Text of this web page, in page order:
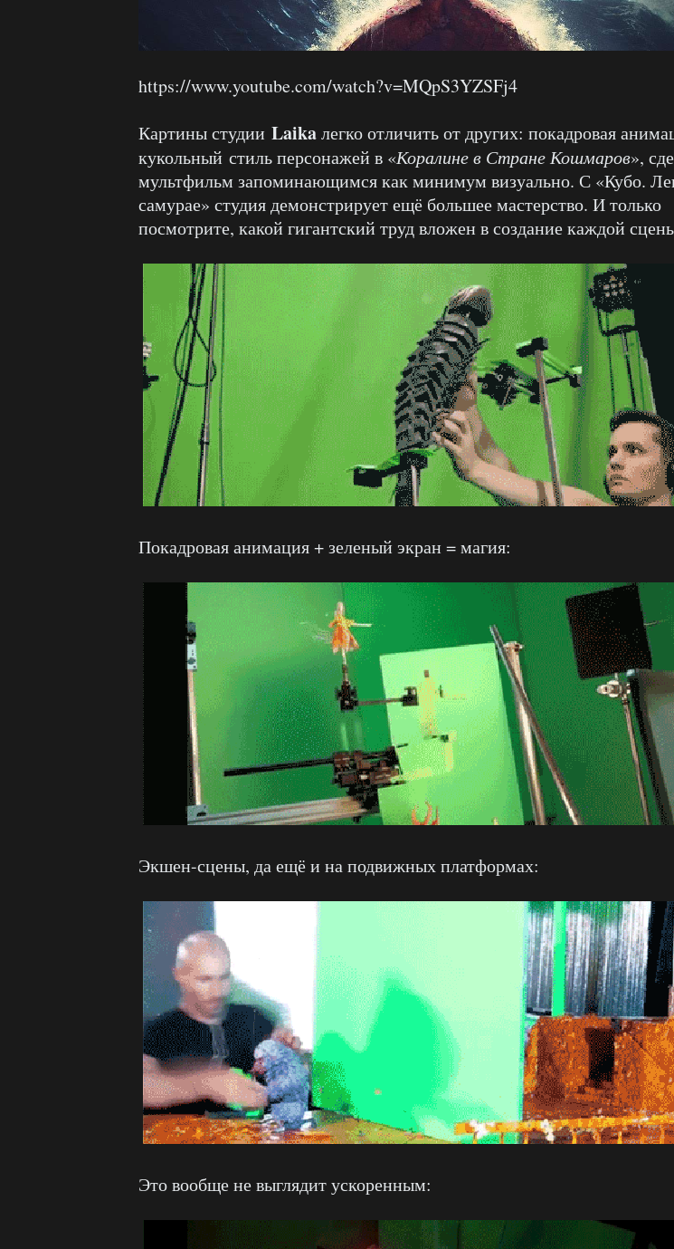
https://www.youtube.com/watch?v=MQpS3YZSFj4
Картины студии Laikaлегко отличить от других: покадровая
кукольный стиль персонажей в «Коралине в Стране Кошмаров»,
мультфильм запоминающимся как минимум визуально. С «Кубо.
самурае» студия демонстрирует ещё большее мастерство. И только
посмотрите, какой гигантский труд вложен в создание каждой
Покадровая анимация + зеленый экран = магия:
Экшен-сцены, да ещё и на подвижных платформах:
Это вообще не выглядит ускоренным: